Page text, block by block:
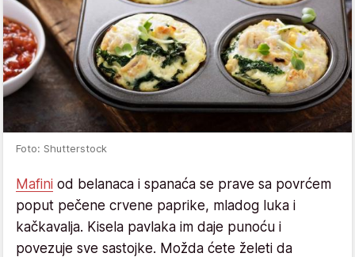
Foto: Shutterstock
Mafini od belanaca i spanaća se prave sa povrćem
poput pečene crvene paprike, mladog luka i
kačkavalja. Kisela pavlaka im daje punoću i
povezuje sve sastojke. Možda ćete želeti da